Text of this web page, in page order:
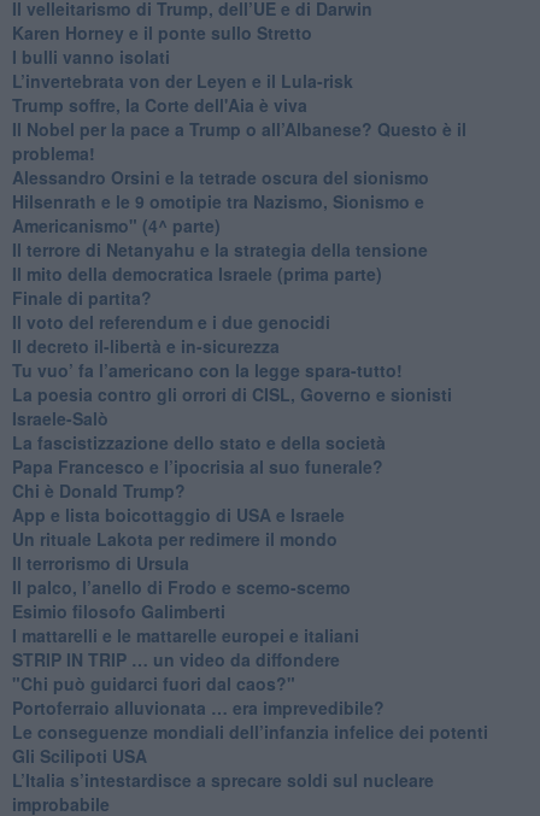
Il velleitarismo di Trump, dell’UE e di Darwin
​Karen Horney e il ponte sullo Stretto
​I bulli vanno isolati
L’invertebrata von der Leyen e il Lula-risk
Trump soffre, la Corte dell'Aia è viva
​Il Nobel per la pace a Trump o all’Albanese? Questo è il
problema!
​Alessandro Orsini e la tetrade oscura del sionismo
​Hilsenrath e le 9 omotipie tra Nazismo, Sionismo e
Americanismo" (4^ parte)
​Il terrore di Netanyahu e la strategia della tensione
Il mito della democratica Israele (prima parte)
​Finale di partita?
​Il voto del referendum e i due genocidi
Il decreto il-libertà e in-sicurezza
Tu vuo’ fa l’americano con la legge spara-tutto!
La poesia contro gli orrori di CISL, Governo e sionisti
Israele-Salò
​La fascistizzazione dello stato e della società
Papa Francesco e l’ipocrisia al suo funerale?
​Chi è Donald Trump?
App e lista boicottaggio di USA e Israele
​Un rituale Lakota per redimere il mondo
Il terrorismo di Ursula
​Il palco, l’anello di Frodo e scemo-scemo
Esimio filosofo Galimberti
​I mattarelli e le mattarelle europei e italiani
​STRIP IN TRIP … un video da diffondere
"Chi può guidarci fuori dal caos?"
​Portoferraio alluvionata … era imprevedibile?
Le conseguenze mondiali dell’infanzia infelice dei potenti
​Gli Scilipoti USA
L’Italia s’intestardisce a sprecare soldi sul nucleare
improbabile